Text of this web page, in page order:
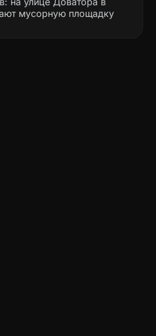
мусорную площадку